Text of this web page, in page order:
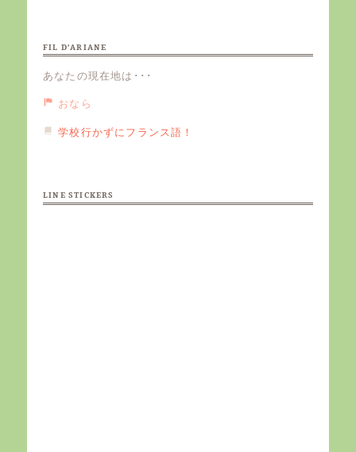
FIL D’ARIANE
あなたの現在地は･･･
おなら
学校行かずにフランス語！
LINE STICKERS